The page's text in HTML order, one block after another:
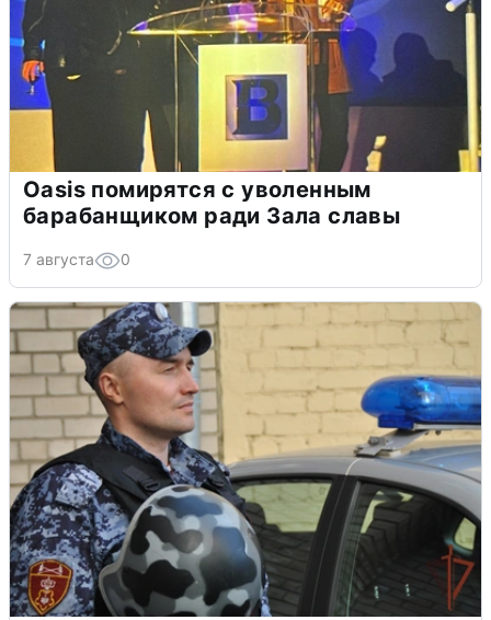
Oasis помирятся с уволенным
барабанщиком ради Зала славы
7 августа 0